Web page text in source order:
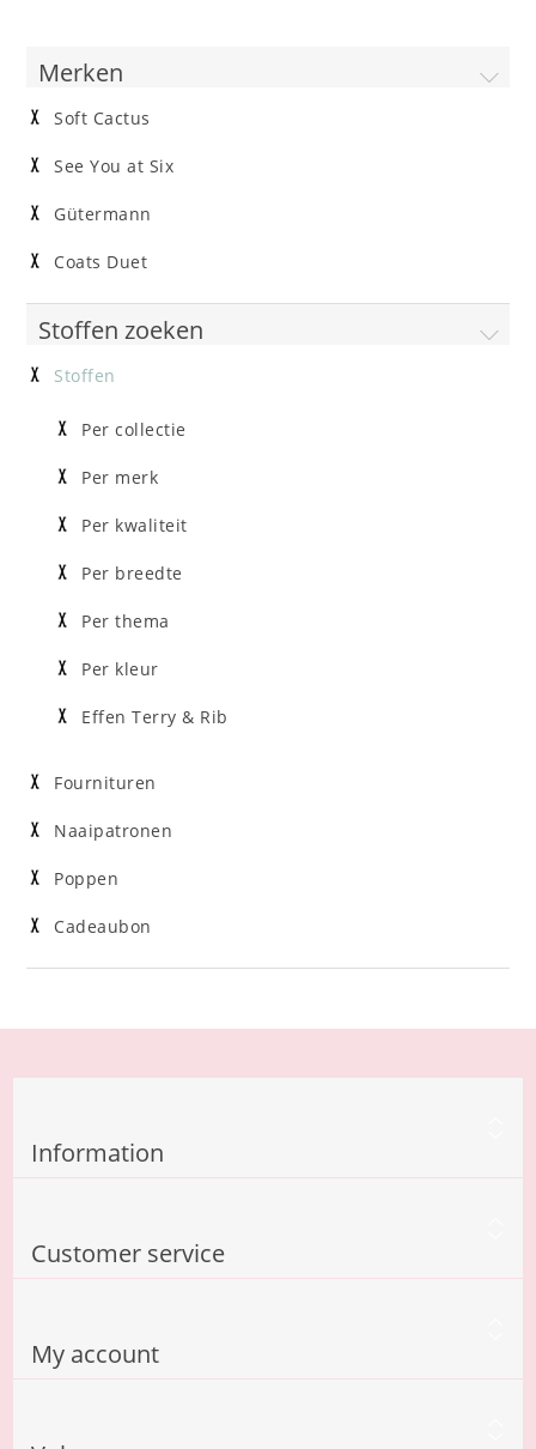
Merken
Soft Cactus
See You at Six
Gütermann
Coats Duet
Stoffen zoeken
Stoffen
Per collectie
Per merk
Per kwaliteit
Per breedte
Per thema
Per kleur
Effen Terry & Rib
Fournituren
Naaipatronen
Poppen
Cadeaubon
Information
Customer service
My account